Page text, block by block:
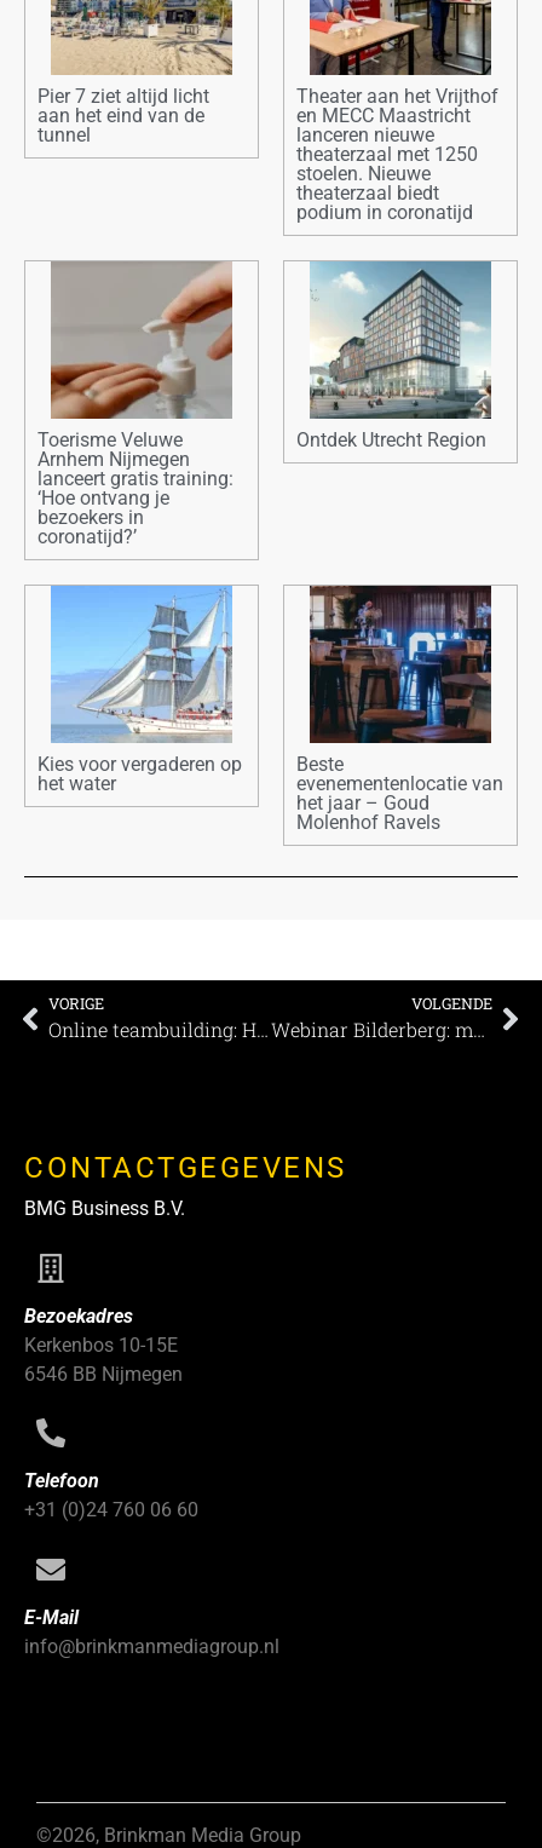
Pier 7 ziet altijd licht
aan het eind van de
tunnel
Theater aan het Vrijthof
en MECC Maastricht
lanceren nieuwe
theaterzaal met 1250
stoelen. Nieuwe
theaterzaal biedt
podium in coronatijd
Toerisme Veluwe
Arnhem Nijmegen
lanceert gratis training:
‘Hoe ontvang je
bezoekers in
coronatijd?’
Ontdek Utrecht Region
Kies voor vergaderen op
het water
Beste
evenementenlocatie van
het jaar – Goud
Molenhof Ravels
VORIGE
Online teambuilding: Hackathon
VOLGENDE
Webinar Bilderberg: maak je klaar voor hybride events
CONTACTGEGEVENS
BMG Business B.V.
Bezoekadres
Kerkenbos 10-15E
6546 BB Nijmegen
Telefoon
+31 (0)24 760 06 60
E-Mail
info@brinkmanmediagroup.nl
©2026, Brinkman Media Group